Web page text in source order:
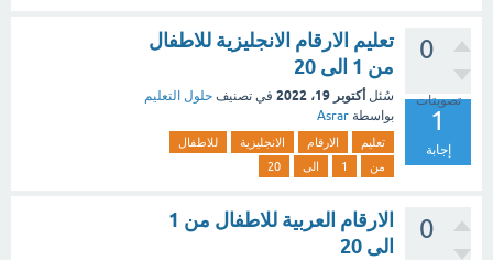
0
تصويتات
1
إجابة
تعليم الارقام الانجليزية للاطفال
من 1 الى 20
سُئل أكتوبر 19، 2022 في تصنيف حلول التعليم
بواسطة Asrar
تعليم الارقام الانجليزية
للاطفال
من
1 الى 20
0
الارقام العربية للاطفال من 1
الى 20